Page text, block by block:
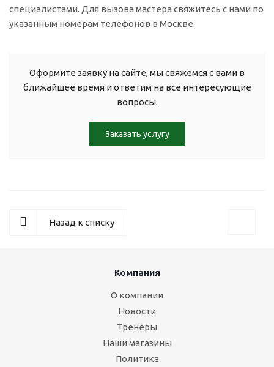
специалистами. Для вызова мастера свяжитесь с нами по
указанным номерам телефонов в Москве.
Оформите заявку на сайте, мы свяжемся с вами в
ближайшее время и ответим на все интересующие
вопросы.
Заказать услугу
Назад к списку
Компания
О компании
Новости
Тренеры
Наши магазины
Политика